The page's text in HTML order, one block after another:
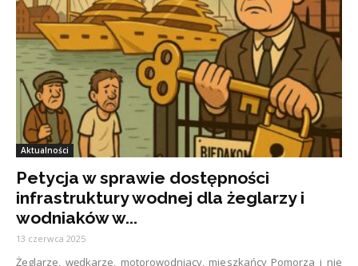
Aktualności
Petycja w sprawie dostępności
infrastruktury wodnej dla żeglarzy i
wodniaków w...
13 czerwca 2025
Żeglarze, wędkarze, motorowodniacy, mieszkańcy Pomorza i nie